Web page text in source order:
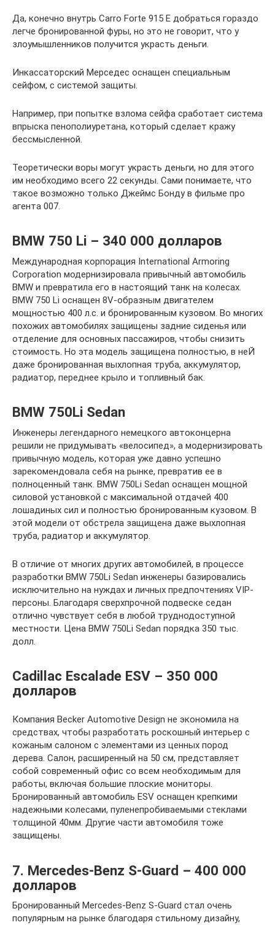
Да, конечно внутрь Carro Forte 915 E добраться гораздо
легче бронированной фуры, но это не говорит, что у
злоумышленников получится украсть деньги.
Инкассаторский Мерседес оснащен специальным
сейфом, с системой защиты.
Например, при попытке взлома сейфа сработает система
впрыска пенополиуретана, который сделает кражу
бессмысленной.
Теоретически воры могут украсть деньги, но для этого
им необходимо всего 22 секунды. Сами понимаете, что
такое возможно только Джеймс Бонду в фильме про
агента 007.
BMW 750 Li – 340 000 долларов
Международная корпорация International Armoring
Corporation модернизировала привычный автомобиль
BMW и превратила его в настоящий танк на колесах.
BMW 750 Li оснащен 8V-образным двигателем
мощностью 400 л.с. и бронированным кузовом. Во многих
похожих автомобилях защищены задние сиденья или
отделение для основных пассажиров, чтобы снизить
стоимость. Но эта модель защищена полностью, в неЙ
даже бронированная выхлопная труба, аккумулятор,
радиатор, переднее крыло и топливный бак.
BMW 750Li Sedan
Инженеры легендарного немецкого автоконцерна
решили не придумывать «велосипед», а модернизировать
привычную модель, которая уже давно успешно
зарекомендовала себя на рынке, превратив ее в
полноценный танк. BMW 750Li Sedan оснащен мощной
силовой установкой с максимальной отдачей 400
лошадиных сил и полностью бронированным кузовом. В
этой модели от обстрела защищена даже выхлопная
труба, радиатор и аккумулятор.
В отличие от многих других автомобилей, в процессе
разработки BMW 750Li Sedan инженеры базировались
исключительно на нуждах и личных предпочтениях VIP-
персоны. Благодаря сверхпрочной подвеске седан
отлично чувствует себя в любой труднодоступной
местности. Цена BMW 750Li Sedan порядка 350 тыс.
долл.
Cadillac Escalade ESV – 350 000
долларов
Компания Becker Automotive Design не экономила на
средствах, чтобы разработать роскошный интерьер с
кожаным салоном с элементами из ценных пород
дерева. Салон, расширенный на 50 см, представляет
собой современный офис со всем необходимым для
работы, включая большие плоские мониторы.
Бронированный автомобиль ESV оснащен крепкими
надежными колесами, пуленепробиваемыми стеклами
толщиной 40мм. Другие части автомобиля тоже
защищены.
7. Mercedes-Benz S-Guard – 400 000
долларов
Бронированный Mercedes-Benz S-Guard стал очень
популярным на рынке благодаря стильному дизайну,